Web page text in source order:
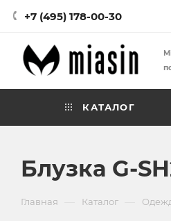
+7 (495) 178-00-30
КАТАЛОГ
Блузка G-
Главная Каталог